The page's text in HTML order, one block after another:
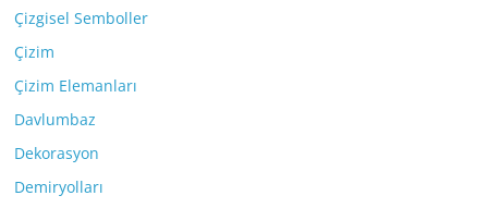
Çizgisel Semboller
Çizim
Çizim Elemanları
Davlumbaz
Dekorasyon
Demiryolları